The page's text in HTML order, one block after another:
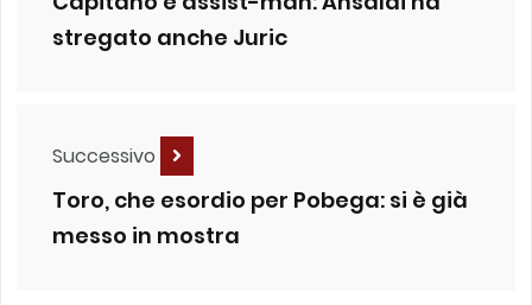
stregato anche Juric
Successivo
Toro, che esordio per Pobega: si è già
messo in mostra